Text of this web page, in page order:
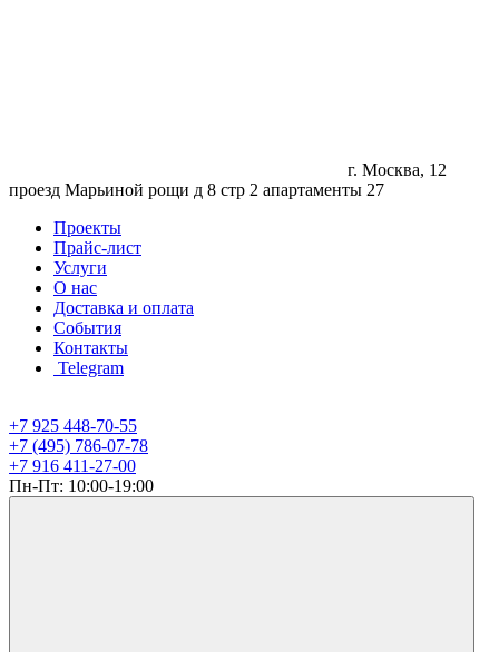
г. Москва, 12
проезд Марьиной рощи д 8 стр 2 апартаменты 27
Проекты
Прайс-лист
Услуги
О нас
Доставка и оплата
События
Контакты
Telegram
+7 925 448-70-55
+7 (495) 786-07-78
+7 916 411-27-00
Пн-Пт: 10:00-19:00